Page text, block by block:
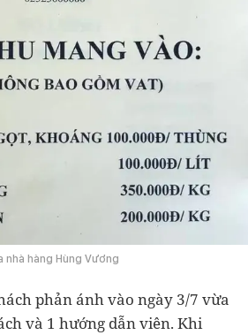
nhà hàng Hùng Vương
phản ánh vào ngày 3/7 vừa
và 1 hướng dẫn viên. Khi